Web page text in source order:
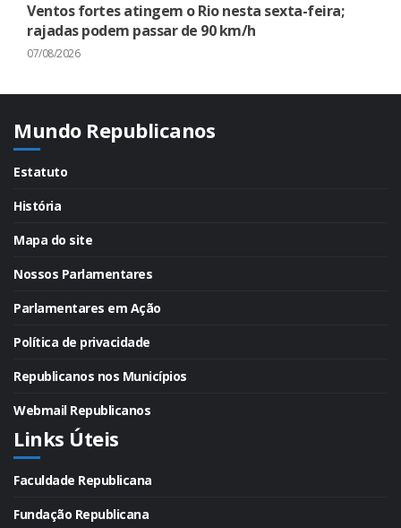
Ventos fortes atingem o Rio nesta sexta-feira;
rajadas podem passar de 90 km/h
07/08/2026
Mundo Republicanos
Estatuto
História
Mapa do site
Nossos Parlamentares
Parlamentares em Ação
Política de privacidade
Republicanos nos Municípios
Webmail Republicanos
Links Úteis
Faculdade Republicana
Fundação Republicana